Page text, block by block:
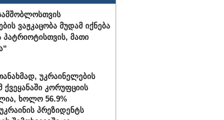
ვაჟკაცობა მუდამ იქნება
მათი
უკრაინელების
ქვეყანაში კორუფციის
ხოლო 56.9%
პრეზიდენტს